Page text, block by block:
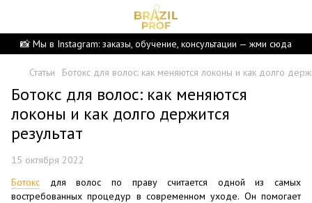
📸 Мы в Instagram: заказы, обучение, консультации — жми сюда
Статьи Ботокс для волос: как меняются локоны и как долго
Ботокс для волос: как меняются
локоны и как долго держится
результат
15 октября 2022
Ботокс для волос по праву считается одной из самых
востребованных процедур в современном уходе. Он помогает